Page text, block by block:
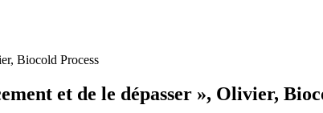
Biocold Process
et de le dépasser », Olivier,